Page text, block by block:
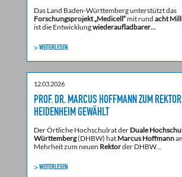
Das Land Baden-Württemberg unterstützt das
Forschungsprojekt „Medicell“mit rund acht
ist die Entwicklungwiederaufladbarer…
> WEITERLESEN
12.03.2026
PROF. DR. MARCUS HOFFMANN ZUM
HEIDENHEIM GEWÄHLT
Der Örtliche Hochschulrat der Duale
Württemberg(DHBW) hat Marcus Hoffmann
Mehrheit zum neuen Rektorder DHBW…
> WEITERLESEN